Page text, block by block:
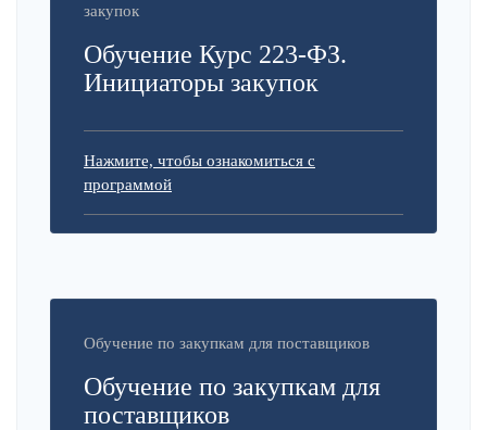
закупок
Обучение Курс 223-ФЗ.
Инициаторы закупок
Нажмите, чтобы ознакомиться с
программой
Обучение по закупкам для поставщиков
Обучение по закупкам для
поставщиков